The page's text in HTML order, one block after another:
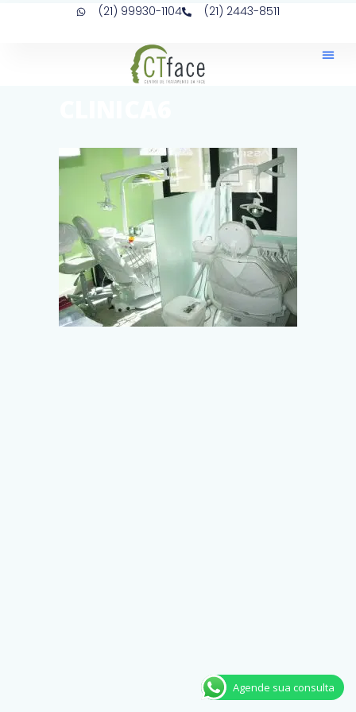
(21) 99930-1104 (21) 2443-8511
Agende sua consulta